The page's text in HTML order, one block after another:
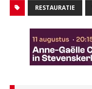
RESTAURATIE